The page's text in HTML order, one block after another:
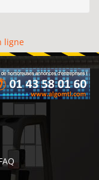
ligne